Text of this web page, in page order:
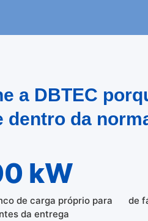
a DBTEC
dentro da
kW
de carga próprio para
da entrega
de